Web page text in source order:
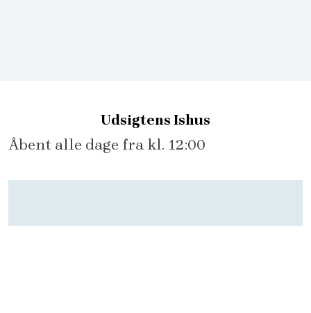
Udsigtens Ishus
Åbent alle dage fra kl. 12:00